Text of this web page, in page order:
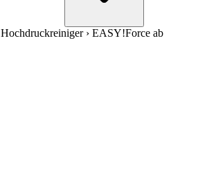
Hochdruckreiniger› EASY!Force ab